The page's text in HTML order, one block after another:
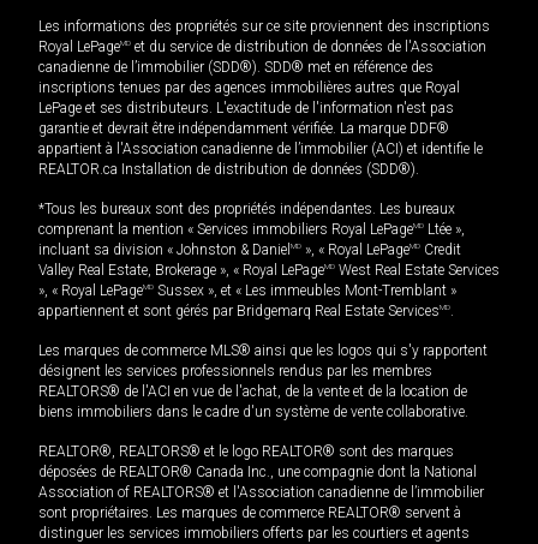
Les informations des propriétés sur ce site proviennent des inscriptions
Royal LePageMD et du service de distribution de données de l'Association
canadienne de l’immobilier (SDD®). SDD® met en référence des
inscriptions tenues par des agences immobilières autres que Royal
LePage et ses distributeurs. L'exactitude de l'information n'est pas
garantie et devrait être indépendamment vérifiée. La marque DDF®
appartient à l'Association canadienne de l’immobilier (ACI) et identifie le
REALTOR.ca Installation de distribution de données (SDD®).
*Tous les bureaux sont des propriétés indépendantes. Les bureaux
comprenant la mention « Services immobiliers Royal LePageMD Ltée »,
incluant sa division « Johnston & Daniel MD », « Royal LePageMD Credit
Valley Real Estate, Brokerage », « Royal LePageMD West Real Estate Services
», « Royal LePageMD Sussex », et « Les immeubles Mont-Tremblant »
appartiennent et sont gérés par Bridgemarq Real Estate ServicesMD.
Les marques de commerce MLS® ainsi que les logos qui s'y rapportent
désignent les services professionnels rendus par les membres
REALTORS® de l'ACI en vue de l'achat, de la vente et de la location de
biens immobiliers dans le cadre d'un système de vente collaborative.
REALTOR®, REALTORS® et le logo REALTOR® sont des marques
déposées de REALTOR® Canada Inc., une compagnie dont la National
Association of REALTORS® et l'Association canadienne de l’immobilier
sont propriétaires. Les marques de commerce REALTOR® servent à
distinguer les services immobiliers offerts par les courtiers et agents